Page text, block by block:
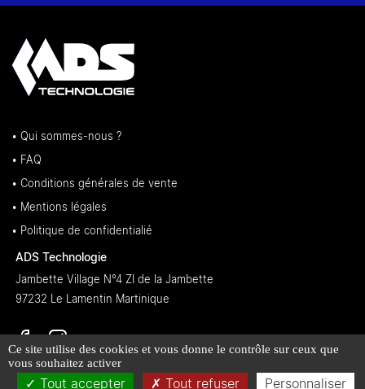
• Qui sommes-nous ?
• FAQ
• Conditions générales de vente
• Mentions légales
• Politique de confidentialié
ADS Technologie
Jambette Village N°4 ZI de la Jambette
97232 Le Lamentin Martinique
Ce site utilise des cookies et vous donne le contrôle sur ceux que
vous souhaitez activer
Tout accepter
Tout refuser Personnaliser